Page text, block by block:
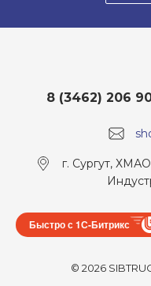
8 (3462) 206
г. Сургут,
Быстро с 1С-Битрикс
© 2026